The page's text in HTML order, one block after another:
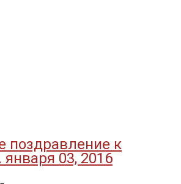
поздравление к
03, 2016